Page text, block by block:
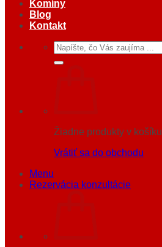
Komíny
Blog
Kontakt
Hľadať:
Žiadne produkty v
Vrátiť sa do obchodu
Menu
Rezervácia konzultácie